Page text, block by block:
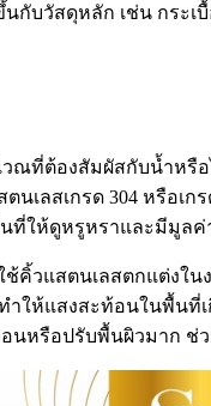
กับวัสดุหลัก เช่น กระ
ณที่ต้องสัมผัสกับน้ำหรื
ลสเกรด 304 หรือเก
ที่ให้ดูหรูหราและมีมูลค่
คิ้วแสตนเลสตกแต่งใ
ำให้แสงสะท้อนในพื้นที่
นหรือปรับพื้นผิวมาก ช่